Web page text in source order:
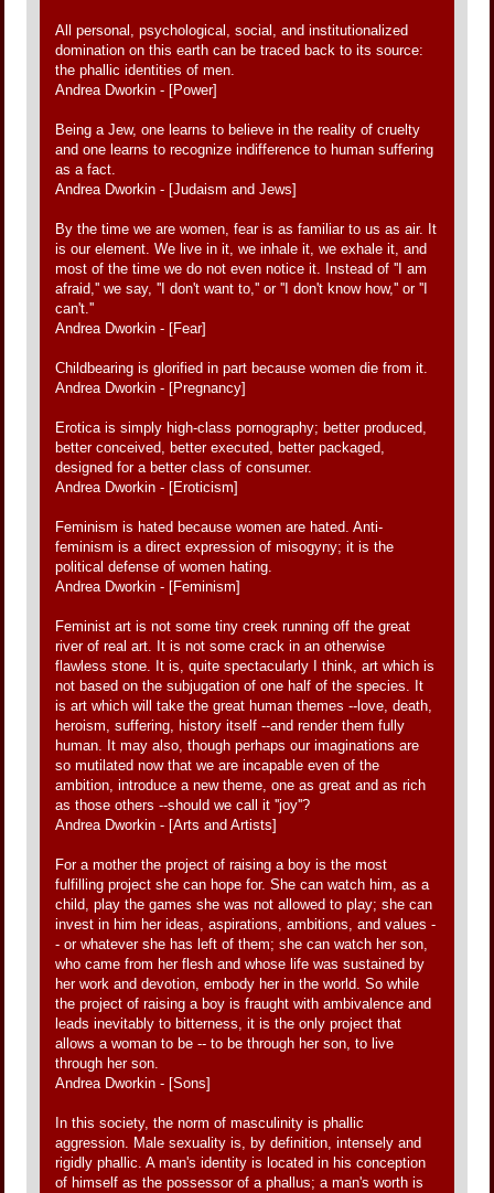
All personal, psychological, social, and institutionalized
domination on this earth can be traced back to its source:
the phallic identities of men.
Andrea Dworkin - [Power]
Being a Jew, one learns to believe in the reality of cruelty
and one learns to recognize indifference to human suffering
as a fact.
Andrea Dworkin - [Judaism and Jews]
By the time we are women, fear is as familiar to us as air. It
is our element. We live in it, we inhale it, we exhale it, and
most of the time we do not even notice it. Instead of ''I am
afraid,'' we say, ''I don't want to,'' or ''I don't know how,'' or ''I
can't.''
Andrea Dworkin - [Fear]
Childbearing is glorified in part because women die from it.
Andrea Dworkin - [Pregnancy]
Erotica is simply high-class pornography; better produced,
better conceived, better executed, better packaged,
designed for a better class of consumer.
Andrea Dworkin - [Eroticism]
Feminism is hated because women are hated. Anti-
feminism is a direct expression of misogyny; it is the
political defense of women hating.
Andrea Dworkin - [Feminism]
Feminist art is not some tiny creek running off the great
river of real art. It is not some crack in an otherwise
flawless stone. It is, quite spectacularly I think, art which is
not based on the subjugation of one half of the species. It
is art which will take the great human themes --love, death,
heroism, suffering, history itself --and render them fully
human. It may also, though perhaps our imaginations are
so mutilated now that we are incapable even of the
ambition, introduce a new theme, one as great and as rich
as those others --should we call it ''joy''?
Andrea Dworkin - [Arts and Artists]
For a mother the project of raising a boy is the most
fulfilling project she can hope for. She can watch him, as a
child, play the games she was not allowed to play; she can
invest in him her ideas, aspirations, ambitions, and values -
- or whatever she has left of them; she can watch her son,
who came from her flesh and whose life was sustained by
her work and devotion, embody her in the world. So while
the project of raising a boy is fraught with ambivalence and
leads inevitably to bitterness, it is the only project that
allows a woman to be -- to be through her son, to live
through her son.
Andrea Dworkin - [Sons]
In this society, the norm of masculinity is phallic
aggression. Male sexuality is, by definition, intensely and
rigidly phallic. A man's identity is located in his conception
of himself as the possessor of a phallus; a man's worth is